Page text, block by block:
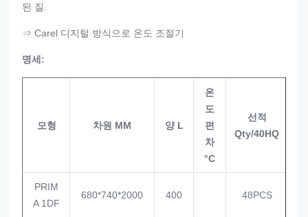
된 질.
⇒ Carel 디지털 방식으로 온도 조절기
명세:
모형 차원 MM 양 L
온
도
편
차
°C
선적
Qty/40HQ
PRIM
A 1DF
680*740*2000 400 48PCS